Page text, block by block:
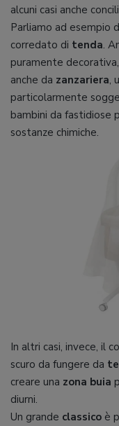
alcuni casi anche
Parliamo ad esempio
corredato di tenda.
puramente
anche da zanzariera,
particolarmente
bambini da fastidiose
sostanze chimiche.
In altri casi, invece, il
scuro da fungere da
creare una zona buia
diurni.
Un grande classico è